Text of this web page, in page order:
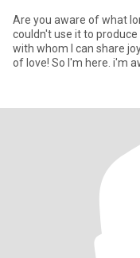
Are you aware of what loneliness is? Here,
couldn't use it to produce anything. I have yet
with whom I can share
of love! So I'm here.